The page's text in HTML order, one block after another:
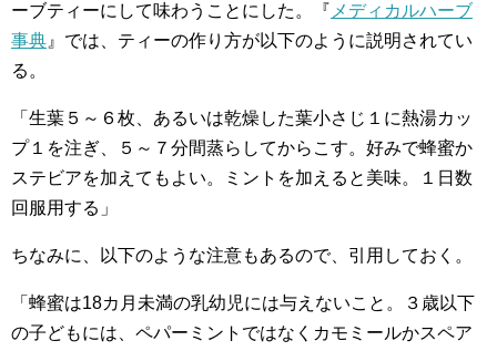
ーブティーにして味わうことにした。『 メディカルハーブ
事典 』では、ティーの作り方が以下のように説明されてい
る。
「生葉５～６枚、あるいは乾燥した葉小さじ１に熱湯カッ
プ１を注ぎ、５～７分間蒸らしてからこす。好みで蜂蜜か
ステビアを加えてもよい。ミントを加えると美味。１日数
回服用する」
ちなみに、以下のような注意もあるので、引用しておく。
「蜂蜜は18カ月未満の乳幼児には与えないこと。３歳以下
の子どもには、ペパーミントではなくカモミールかスペア